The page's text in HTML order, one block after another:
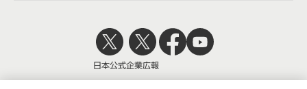
日本公式企業広報